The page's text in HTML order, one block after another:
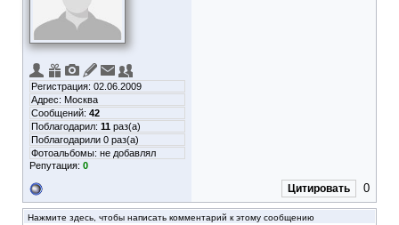
Регистрация: 02.06.2009
Адрес: Москва
Сообщений: 42
Поблагодарил: 11 раз(а)
Поблагодарили 0 раз(а)
Фотоальбомы: не добавлял
Репутация: 0
Цитировать 0
Нажмите здесь, чтобы написать комментарий к этому сообщению